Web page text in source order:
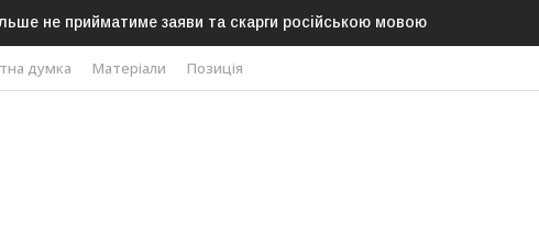
Угорщині можуть обрати нового президента вже 11 серпня — фракція
думка Матеріали Позиція